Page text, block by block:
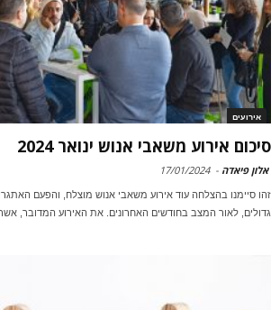
אירועים
סיכום אירוע משאבי אנוש ינואר 2024
אלון פיאדה -
17/01/2024
זהו סיימנו בהצלחה עוד אירוע משאבי אנוש מוצלח, והפעם
גדולים, לאור המצב בחודשים האחרונים. את האירוע המדובר,